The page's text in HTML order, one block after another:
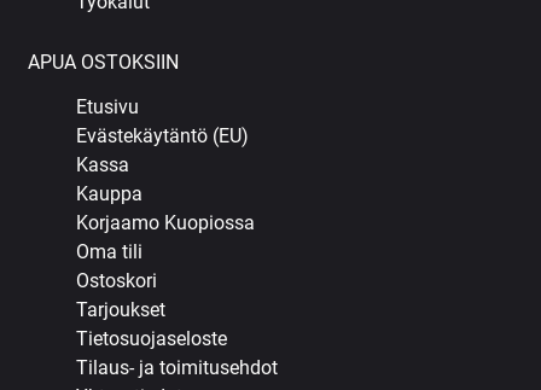
APUA OSTOKSIIN
Etusivu
Evästekäytäntö (EU)
Kassa
Kauppa
Korjaamo Kuopiossa
Oma tili
Ostoskori
Tarjoukset
Tietosuojaseloste
Tilaus- ja toimitusehdot